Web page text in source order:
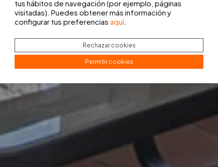
tus hábitos de navegación (por ejemplo, páginas
visitadas). Puedes obtener más información y
configurar tus preferencias aquí.
Rechazar cookies
Permitir cookies